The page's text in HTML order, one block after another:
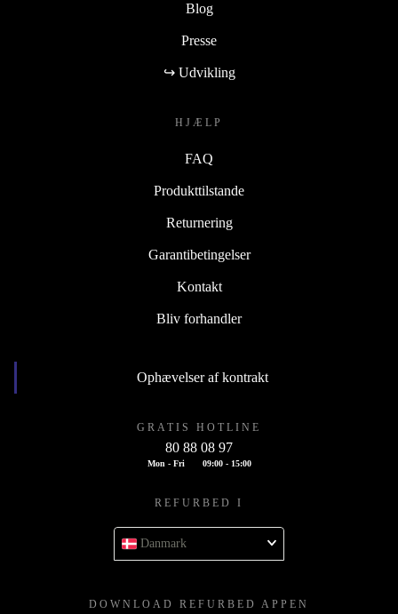
Blog
Presse
↪ Udvikling
HJÆLP
FAQ
Produkttilstande
Returnering
Garantibetingelser
Kontakt
Bliv forhandler
Ophævelser af kontrakt
GRATIS HOTLINE
80 88 08 97
Mon - Fri 09:00 - 15:00
REFURBED I
Danmark
DOWNLOAD REFURBED APPEN